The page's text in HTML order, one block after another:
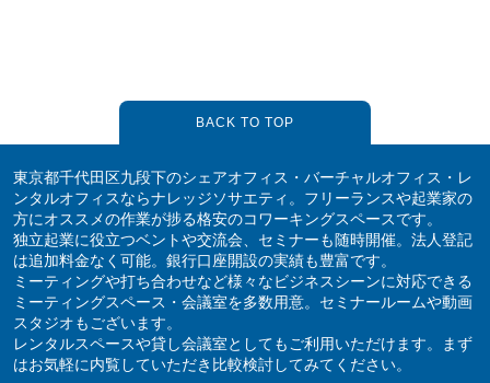
BACK TO TOP
東京都千代田区九段下のシェアオフィス・バーチャルオフィス・レ
ンタルオフィスならナレッジソサエティ。フリーランスや起業家の
方にオススメの作業が捗る格安のコワーキングスペースです。
独立起業に役立つベントや交流会、セミナーも随時開催。法人登記
は追加料金なく可能。銀行口座開設の実績も豊富です。
ミーティングや打ち合わせなど様々なビジネスシーンに対応できる
ミーティングスペース・会議室を多数用意。セミナールームや動画
スタジオもございます。
レンタルスペースや貸し会議室としてもご利用いただけます。まず
はお気軽に内覧していただき比較検討してみてください。